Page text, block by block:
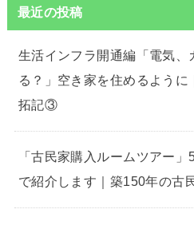
最近の投稿
生活インフラ開通編「電気、
る？」空き家を住めるよう
拓記③
「古民家購入ルームツアー
で紹介します｜築150年の古